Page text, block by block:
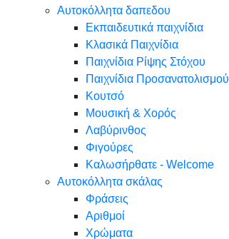
Αυτοκόλλητα δαπεδου
Εκπαιδευτικά παιχνίδια
Κλασικά Παιχνίδια
Παιχνίδια Ρίψης Στόχου
Παιχνίδια Προσανατολισμού
Κουτσό
Μουσική & Χορός
Λαβύρινθος
Φιγούρες
Καλωσήρθατε - Welcome
Αυτοκόλλητα σκάλας
Φράσεις
Αριθμοί
Χρώματα